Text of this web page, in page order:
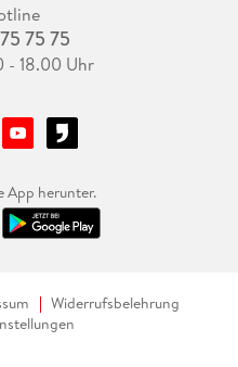
75 75
- 18.00 Uhr
App herunter.
Widerrufsbelehrung